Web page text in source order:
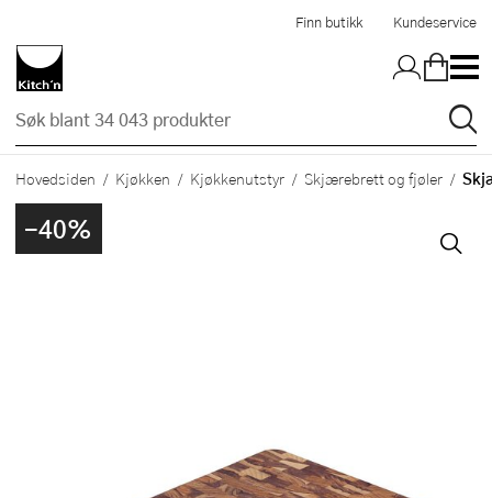
Finn butikk Kundeservice
Hovedsiden Kjøkken Kjøkkenutstyr Skjærebrett og fjøler
-40%